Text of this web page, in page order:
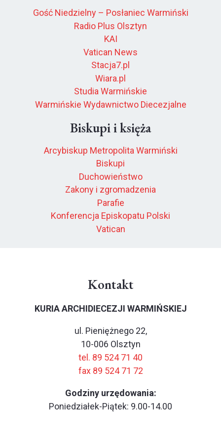
Gość Niedzielny – Posłaniec Warmiński
Radio Plus Olsztyn
KAI
Vatican News
Stacja7.pl
Wiara.pl
Studia Warmińskie
Warmińskie Wydawnictwo Diecezjalne
Biskupi i księża
Arcybiskup Metropolita Warmiński
Biskupi
Duchowieństwo
Zakony i zgromadzenia
Parafie
Konferencja Episkopatu Polski
Vatican
Kontakt
KURIA ARCHIDIECEZJI WARMIŃSKIEJ
ul. Pieniężnego 22,
10-006 Olsztyn
tel. 89 524 71 40
fax 89 524 71 72
Godziny urzędowania:
Poniedziałek-Piątek: 9.00-14.00